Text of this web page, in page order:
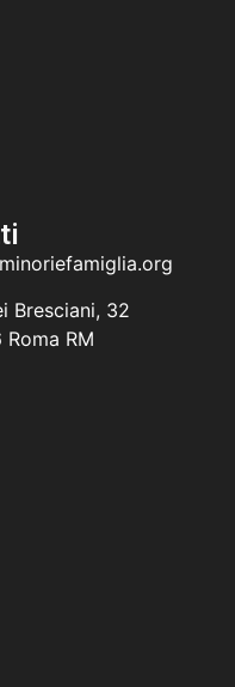
Bresciani, 32
Roma RM